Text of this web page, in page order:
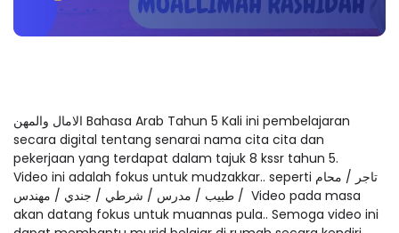
الامال والمهن Bahasa Arab Tahun 5 Kali ini pembelajaran
secara digital tentang senarai nama cita cita dan
pekerjaan yang terdapat dalam tajuk 8 kssr tahun 5.
Video ini adalah fokus untuk mudzakkar.. seperti تاجر / محام
/ طبيب / مدرس / شرطي / جندي / مهندس Video pada masa
akan datang fokus untuk muannas pula.. Semoga video ini